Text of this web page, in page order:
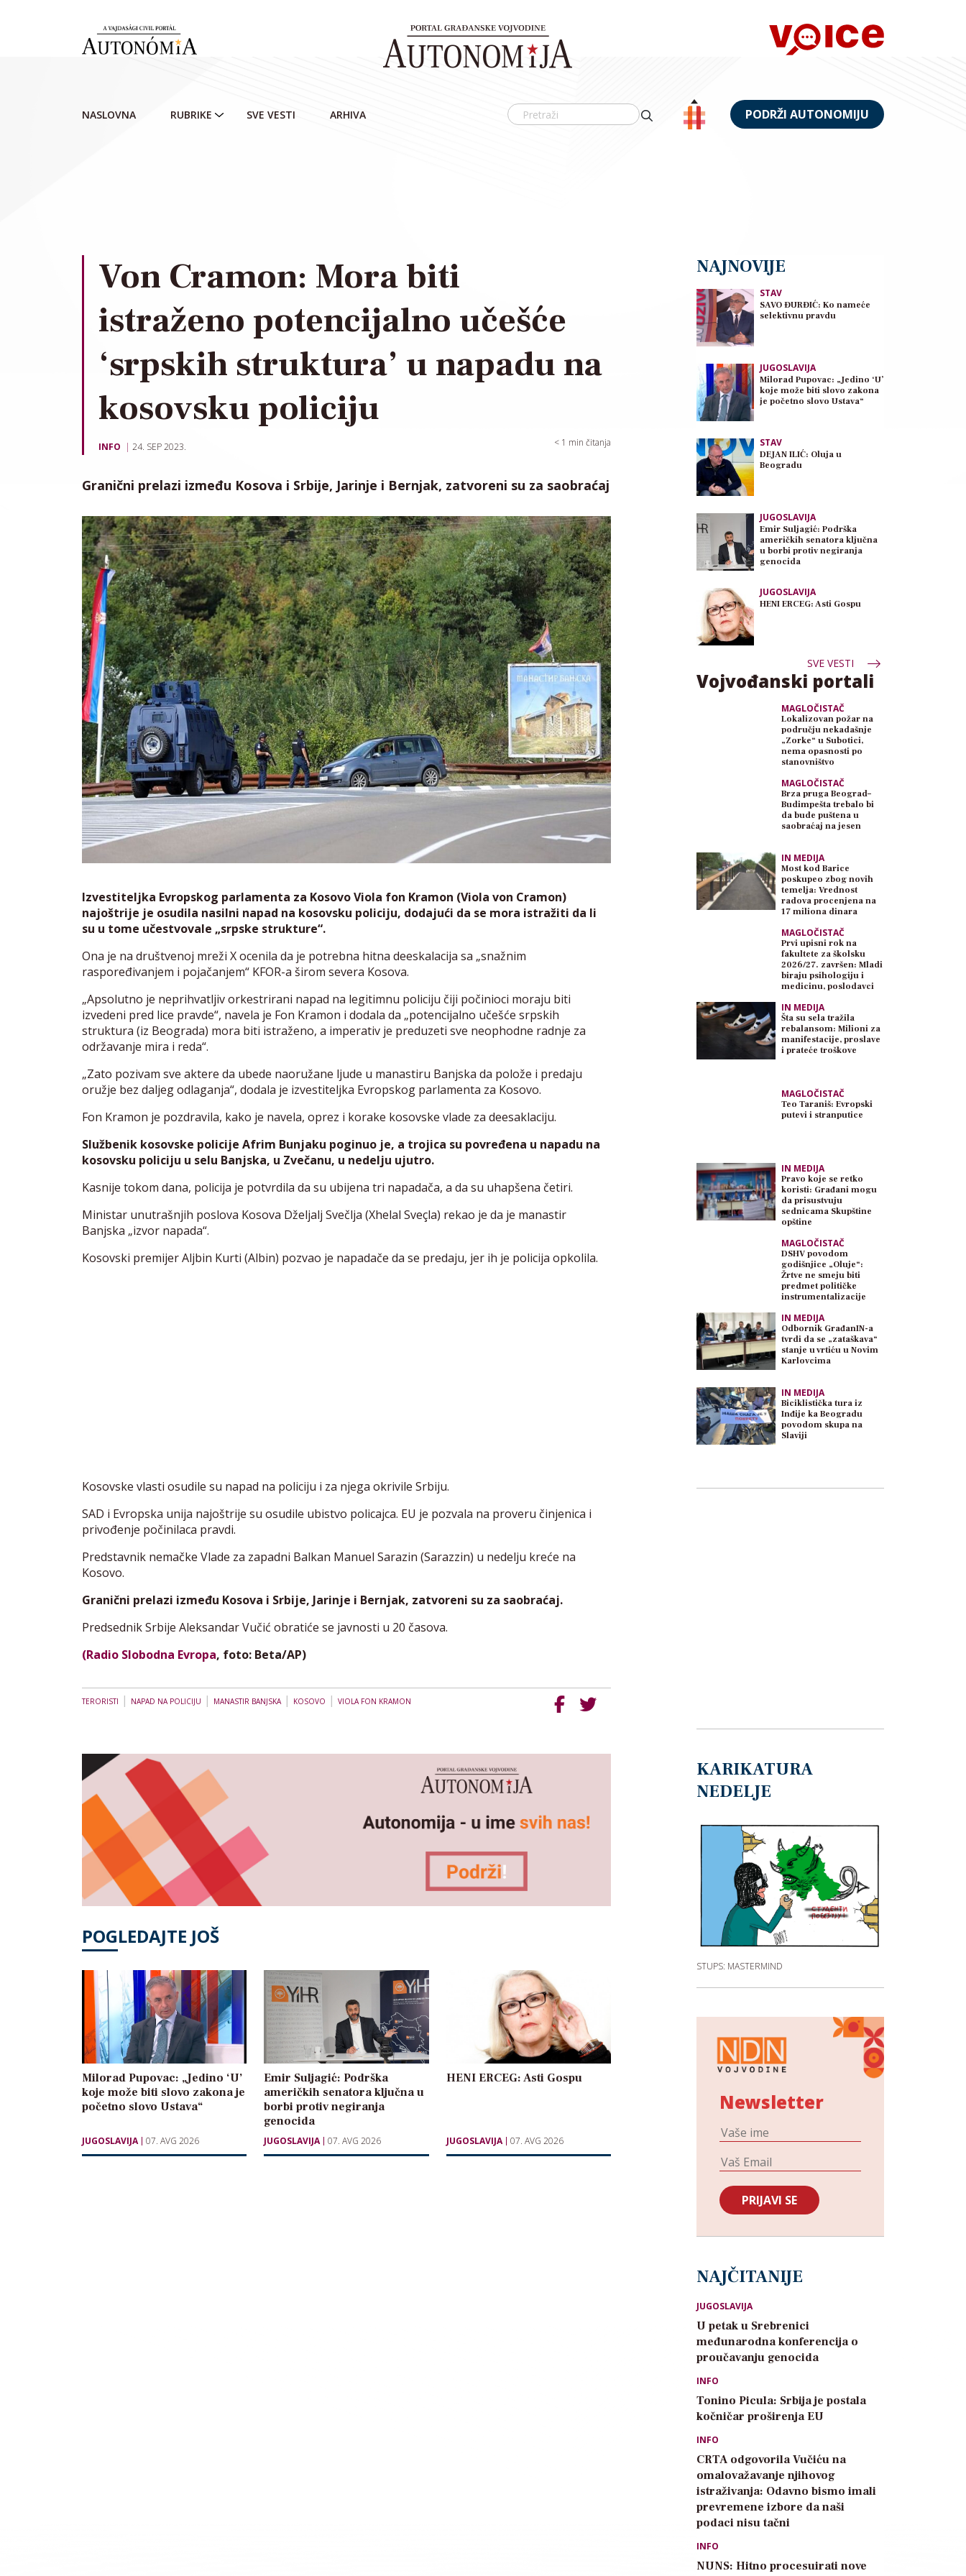
NASLOVNA RUBRIKE SVE VESTI ARHIVA PODRŽI AUTONOMIJU
Von Cramon: Mora biti
istraženo potencijalno učešće
‘srpskih struktura’ u napadu na
kosovsku policiju
INFO 24. SEP 2023. < 1 min čitanja
Granični prelazi između Kosova i Srbije, Jarinje i Bernjak, zatvoreni su za saobraćaj
Izvestiteljka Evropskog parlamenta za Kosovo Viola fon Kramon (Viola von Cramon)
najoštrije je osudila nasilni napad na kosovsku policiju, dodajući da se mora istražiti da li
su u tome učestvovale „srpske strukture“.
Ona je na društvenoj mreži X ocenila da je potrebna hitna deeskalacija sa „snažnim
raspoređivanjem i pojačanjem“ KFOR-a širom severa Kosova.
„Apsolutno je neprihvatljiv orkestrirani napad na legitimnu policiju čiji počinioci moraju biti
izvedeni pred lice pravde“, navela je Fon Kramon i dodala da „potencijalno učešće srpskih
struktura (iz Beograda) mora biti istraženo, a imperativ je preduzeti sve neophodne radnje za
održavanje mira i reda“.
„Zato pozivam sve aktere da ubede naoružane ljude u manastiru Banjska da polože i predaju
oružje bez daljeg odlaganja“, dodala je izvestiteljka Evropskog parlamenta za Kosovo.
Fon Kramon je pozdravila, kako je navela, oprez i korake kosovske vlade za deesaklaciju.
Službenik kosovske policije Afrim Bunjaku poginuo je, a trojica su povređena u napadu na
kosovsku policiju u selu Banjska, u Zvečanu, u nedelju ujutro.
Kasnije tokom dana, policija je potvrdila da su ubijena tri napadača, a da su uhapšena četiri.
Ministar unutrašnjih poslova Kosova Dželjalj Svečlja (Xhelal Sveçla) rekao je da je manastir
Banjska „izvor napada“.
Kosovski premijer Aljbin Kurti (Albin) pozvao je napadače da se predaju, jer ih je policija opkolila.
Kosovske vlasti osudile su napad na policiju i za njega okrivile Srbiju.
SAD i Evropska unija najoštrije su osudile ubistvo policajca. EU je pozvala na proveru činjenica i
privođenje počinilaca pravdi.
Predstavnik nemačke Vlade za zapadni Balkan Manuel Sarazin (Sarazzin) u nedelju kreće na
Kosovo.
Granični prelazi između Kosova i Srbije, Jarinje i Bernjak, zatvoreni su za saobraćaj.
Predsednik Srbije Aleksandar Vučić obratiće se javnosti u 20 časova.
(Radio Slobodna Evropa, foto: Beta/AP)
TERORISTI | NAPAD NA POLICIJU | MANASTIR BANJSKA| KOSOVO | VIOLA FON KRAMON
POGLEDAJTE JOŠ
Milorad Pupovac: „Jedino ‘U’
koje može biti slovo zakona je
početno slovo Ustava“
JUGOSLAVIJA 07. AVG 2026
Emir Suljagić: Podrška
američkih senatora ključna u
borbi protiv negiranja
genocida
JUGOSLAVIJA 07. AVG 2026
HENI ERCEG: Asti Gospu
JUGOSLAVIJA 07. AVG 2026
NAJNOVIJE
STAV
SAVO ĐURĐIĆ: Ko nameće
selektivnu pravdu
JUGOSLAVIJA
Milorad Pupovac: „Jedino ‘U’
koje može biti slovo zakona
je početno slovo Ustava“
STAV
DEJAN ILIĆ: Oluja u
Beogradu
JUGOSLAVIJA
Emir Suljagić: Podrška
američkih senatora ključna
u borbi protiv negiranja
genocida
JUGOSLAVIJA
HENI ERCEG: Asti Gospu
SVE VESTI
Vojvođanski portali
MAGLOČISTAČ
Lokalizovan požar na
području nekadašnje
„Zorke“ u Subotici,
nema opasnosti po
stanovništvo
MAGLOČISTAČ
Brza pruga Beograd–
Budimpešta trebalo bi
da bude puštena u
saobraćaj na jesen
IN MEDIJA
Most kod Barice
poskupeo zbog novih
temelja: Vrednost
radova procenjena na
17 miliona dinara
MAGLOČISTAČ
Prvi upisni rok na
fakultete za školsku
2026/27. završen: Mladi
biraju psihologiju i
medicinu, poslodavci
IN MEDIJA
Šta su sela tražila
rebalansom: Milioni za
manifestacije, proslave
i prateće troškove
MAGLOČISTAČ
Teo Taraniš: Evropski
putevi i stranputice
IN MEDIJA
Pravo koje se retko
koristi: Građani mogu
da prisustvuju
sednicama Skupštine
opštine
MAGLOČISTAČ
DSHV povodom
godišnjice „Oluje“:
Žrtve ne smeju biti
predmet političke
instrumentalizacije
IN MEDIJA
Odbornik GrađanIN-a
tvrdi da se „zataškava“
stanje u vrtiću u Novim
Karlovcima
IN MEDIJA
Biciklistička tura iz
Inđije ka Beogradu
povodom skupa na
Slaviji
KARIKATURA
NEDELJE
STUPS: MASTERMIND
Newsletter
NAJČITANIJE
JUGOSLAVIJA
U petak u Srebrenici
međunarodna konferencija o
proučavanju genocida
INFO
Tonino Picula: Srbija je postala
kočničar proširenja EU
INFO
CRTA odgovorila Vučiću na
omalovažavanje njihovog
istraživanja: Odavno bismo imali
prevremene izbore da naši
podaci nisu tačni
INFO
NUNS: Hitno procesuirati nove